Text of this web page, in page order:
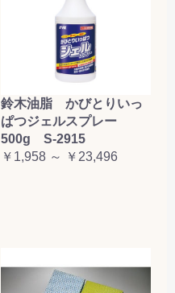
鈴木油脂 かびとりいっ
ぱつジェルスプレー
500g S-2915
￥1,958 ～ ￥23,496